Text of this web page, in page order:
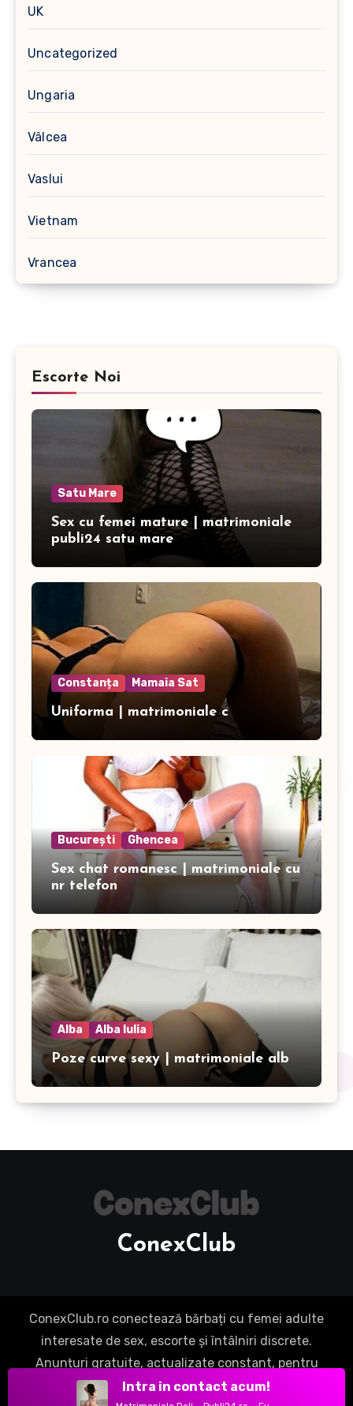
UK
Uncategorized
Ungaria
Vâlcea
Vaslui
Vietnam
Vrancea
Escorte Noi
Satu Mare
Sex cu femei mature | matrimoniale
publi24 satu mare
Constanța Mamaia Sat
Uniforma | matrimoniale c
București Ghencea
Sex chat romanesc | matrimoniale cu
nr telefon
Alba Alba Iulia
Poze curve sexy | matrimoniale alb
ConexClub
ConexClub.ro conectează bărbați cu femei adulte
interesate de sex, escorte și întâlniri discrete.
Anunțuri gratuite, actualizate constant, pentru
experiențe fără compromisuri. |Blogus
Intra in contact acum!